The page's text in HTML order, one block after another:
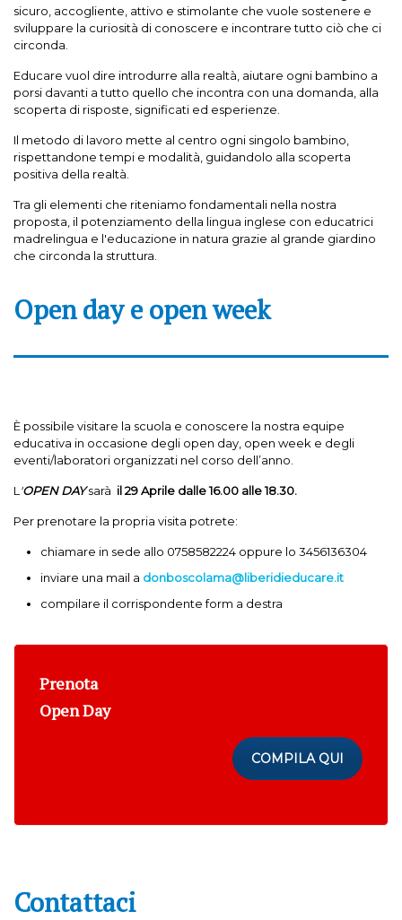
sicuro, accogliente, attivo e stimolante che vuole sostenere e
sviluppare la curiosità di conoscere e incontrare tutto ciò che ci
circonda.
Educare vuol dire introdurre alla realtà, aiutare ogni bambino a
porsi davanti a tutto quello che incontra con una domanda, alla
scoperta di risposte, significati ed esperienze.
Il metodo di lavoro mette al centro ogni singolo bambino,
rispettandone tempi e modalità, guidandolo alla scoperta
positiva della realtà.
Tra gli elementi che riteniamo fondamentali nella nostra
proposta, il potenziamento della lingua inglese con educatrici
madrelingua e l'educazione in natura grazie al grande giardino
che circonda la struttura.
Open day e open week
È possibile visitare la scuola e conoscere la nostra equipe
educativa in occasione degli open day, open week e degli
eventi/laboratori organizzati nel corso dell’anno.
L 'OPEN DAYsarà il 29 Aprile dalle16.00 alle 18.30.
Per prenotare la propria visita potrete:
chiamare in sede allo 0758582224 oppure lo 3456136304
inviare una mail a donboscolama@liberidieducare.it
compilare il corrispondente form a destra
Prenota
Open Day
COMPILA QUI
Contattaci